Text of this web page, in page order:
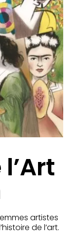
artistes
de l’art.